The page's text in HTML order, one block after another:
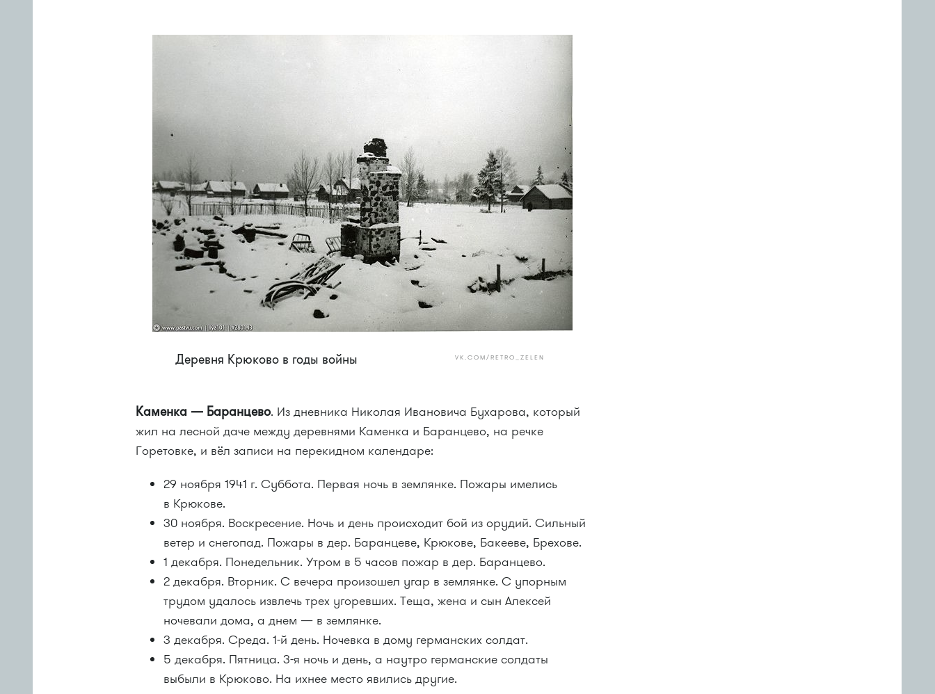
Деревня Крюково в годы войны VK.COM/RETRO_ZELEN
Каменка — Баранцево. Из дневника Николая Ивановича Бухарова, который
жил на лесной даче между деревнями Каменка и Баранцево, на речке
Горетовке, и вёл записи на перекидном календаре:
29 ноября 1941 г. Суббота. Первая ночь в землянке. Пожары имелись
в Крюкове.
30 ноября. Воскресение. Ночь и день происходит бой из орудий. Сильный
ветер и снегопад. Пожары в дер. Баранцеве, Крюкове, Бакееве, Брехове.
1 декабря. Понедельник. Утром в 5 часов пожар в дер. Баранцево.
2 декабря. Вторник. С вечера произошел угар в землянке. С упорным
трудом удалось извлечь трех угоревших. Теща, жена и сын Алексей
ночевали дома, а днем — в землянке.
3 декабря. Среда. 1-й день. Ночевка в дому германских солдат.
5 декабря. Пятница. 3-я ночь и день, а наутро германские солдаты
выбыли в Крюково. На ихнее место явились другие.